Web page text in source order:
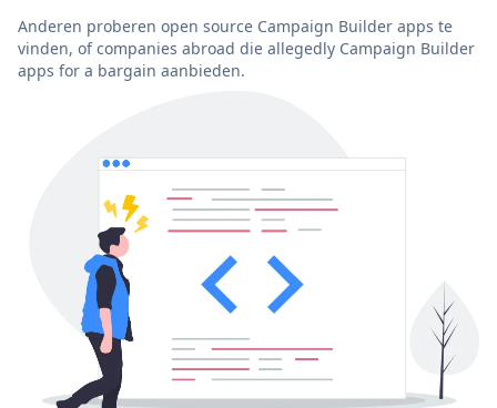
Anderen proberen open source Campaign Builder apps te
vinden, of companies abroad die allegedly Campaign Builder
apps for a bargain aanbieden.